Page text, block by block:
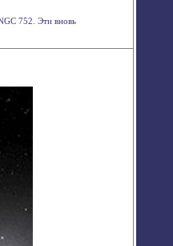
752. Эти вновь